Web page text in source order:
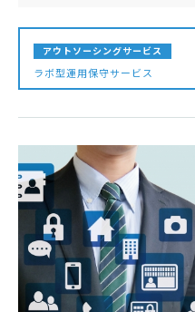
アウトソーシングサービス
ラボ型運用保守サービス